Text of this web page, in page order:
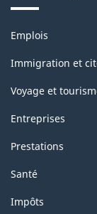
Thèmes
sujets
Emplois
Immigration et
Voyage et
Entreprises
Prestations
Santé
Impôts